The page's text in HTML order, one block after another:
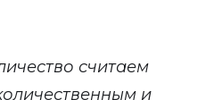
считаем
и